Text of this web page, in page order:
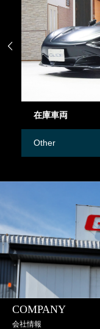
在庫車両
Other

COMPANY
会社情報